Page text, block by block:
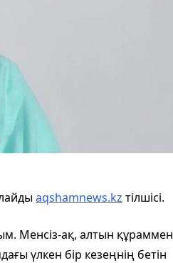
aqshamnews.kz тілшісі.
Менсіз-ақ, алтын құраммен
үлкен бір кезеңнің бетін